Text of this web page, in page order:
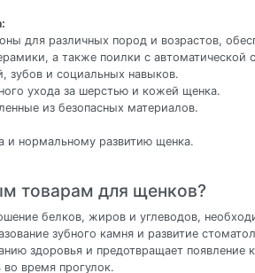
для различных пород и возрастов,
а также поилки с автоматической
зубов и социальных навыков.
ухода за шерстью и кожей щенка.
из безопасных материалов.
и нормальному развитию щенка.
товарам для щенков?
белков, жиров и углеводов,
зубного камня и развитие
здоровья и предотвращает появление
во время прогулок.